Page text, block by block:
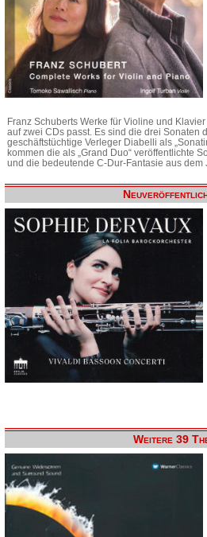
Franz Schuberts Werke für Violine und
auf zwei CDs passt. Es sind die drei Sonaten
geschäftstüchtige Verleger Diabelli als
kommen die als „Grand Duo“ veröffentlichte
und die bedeutende C-Dur-Fantasie aus dem
Weitere 39